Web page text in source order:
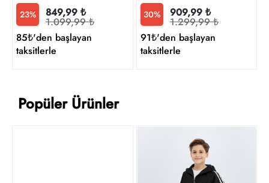
23% 849,99 ₺
1.099,99 ₺
85₺'den başlayan
taksitlerle
30% 909,99 ₺
1.299,99 ₺
91₺'den başlayan
taksitlerle
Popüler Ürünler